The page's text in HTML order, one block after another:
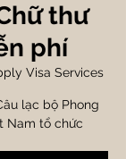
thư
phí
Visa Services
lạc bộ Phong
Nam tổ chức